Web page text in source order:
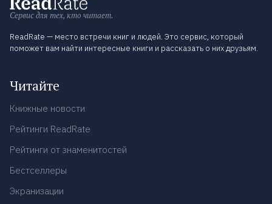
Сервис для тех, кто читает.
ReadRate — место встречи книг и людей. Это сервис, который
поможет вам найти интересные книги и рассказать о них друзьям.
Читайте
Книжные новости
Рейтинги ReadRate
Рейтинги от знаменитостей
Бестселлеры
Экранизации